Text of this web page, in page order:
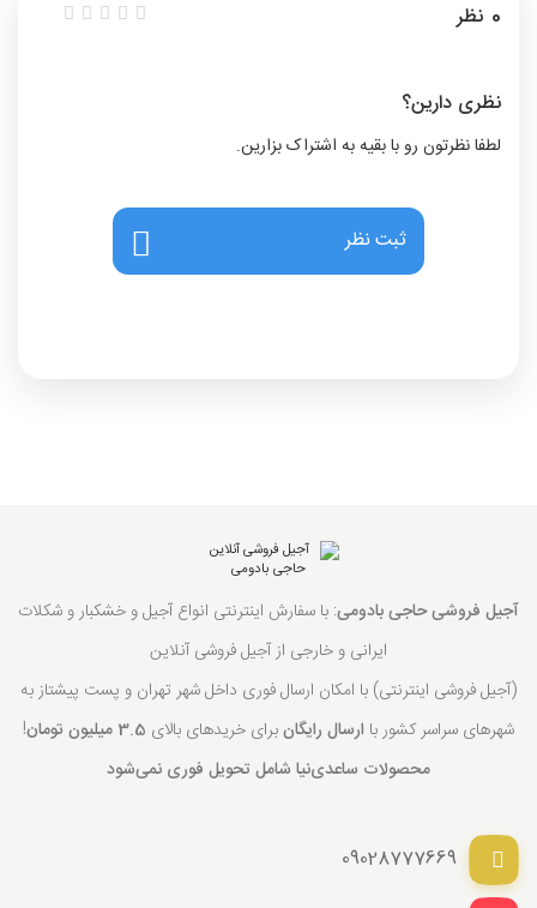
0 نظر
نظری دارین؟
لطفا نظرتون رو با بقیه به اشتراک بزارین.
ثبت نظر
آجیل فروشی حاجی بادومی: با سفارش اینترنتی انواع آجیل و خشکبار و شکلات
ایرانی و خارجی از آجیل فروشی آنلاین
(آجیل فروشی اینترنتی) با امکان ارسال فوری داخل شهر تهران و پست پیشتاز به
شهرهای سراسر کشور با ارسال رایگانبرای خریدهای بالای 3.5 میلیون تومان
!
محصولات ساعدی‌نیا شامل تحویل فوری نمی‌شود
09028777669